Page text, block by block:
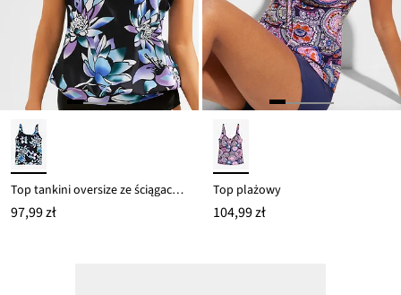
Top tankini oversize ze ściągaczem
97,99 zł
Top plażowy
104,99 zł